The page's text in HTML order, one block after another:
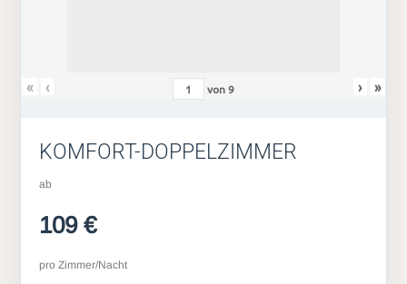
« ‹ von9 › »
KOMFORT-DOPPELZIMMER
ab
109 €
pro Zimmer/Nacht